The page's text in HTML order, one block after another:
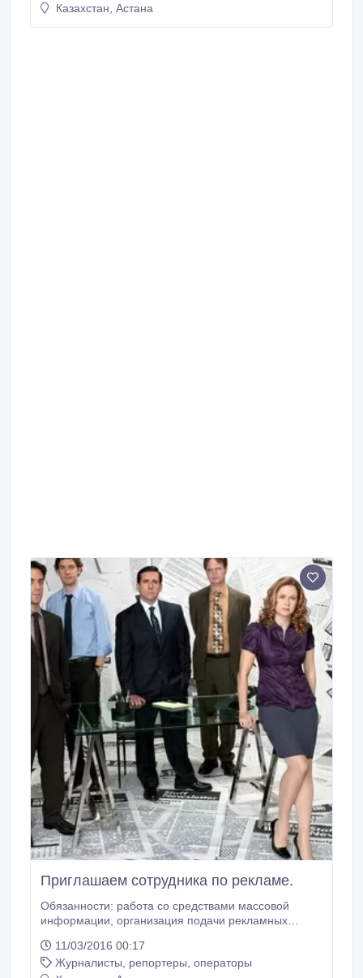
(деятельность сертифицированная).
Казахстан, Астана
Приглашаем сотрудника по рекламе.
Обязанности: работа со средствами массовой
информации, организация подачи рекламных
переговоров, контроль исполнения договоров,
консультирование, подготовка предложений к
11/03/2016 00:17
Журналисты, репортеры, операторы